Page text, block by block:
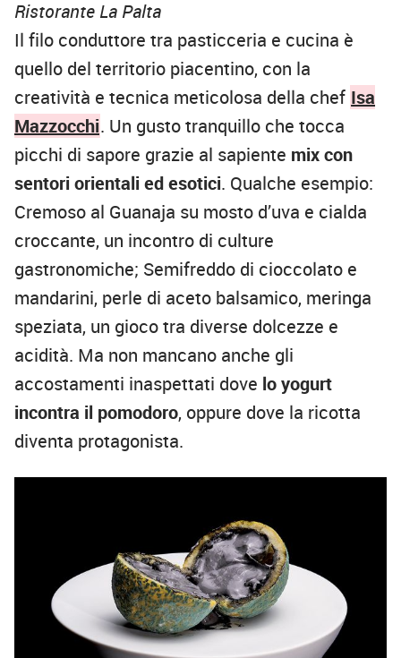
Ristorante La Palta
Il filo conduttore tra pasticceria e cucina è
quello del territorio piacentino, con la
creatività e tecnica meticolosa della chef Isa
Mazzocchi. Un gusto tranquillo che tocca
picchi di sapore grazie al sapiente mix con
sentori orientali ed esotici. Qualche esempio:
Cremoso al Guanaja su mosto d’uva e cialda
croccante, un incontro di culture
gastronomiche; Semifreddo di cioccolato e
mandarini, perle di aceto balsamico, meringa
speziata, un gioco tra diverse dolcezze e
acidità. Ma non mancano anche gli
accostamenti inaspettati dove lo yogurt
incontra il pomodoro, oppure dove la ricotta
diventa protagonista.